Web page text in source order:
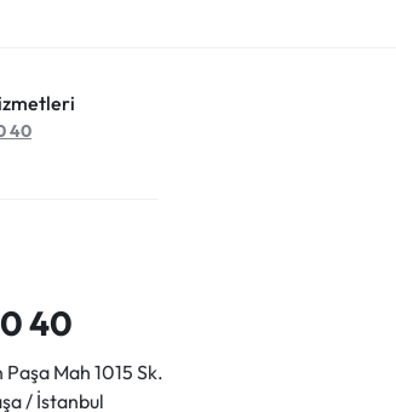
40
40
Mah 1015 Sk.
/ İstanbul